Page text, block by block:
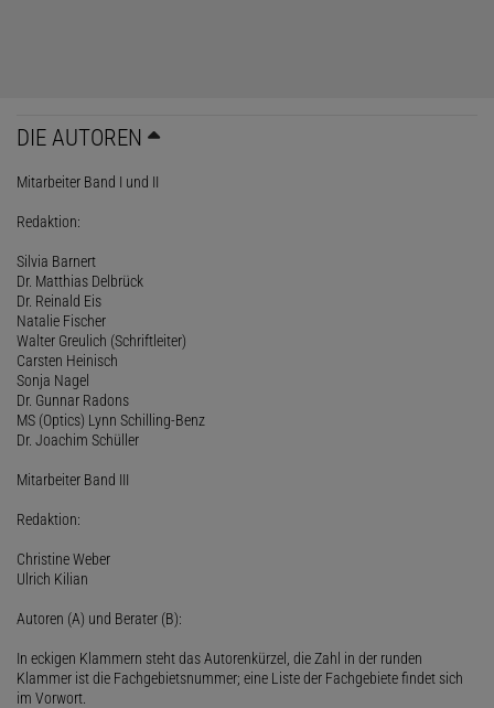
DIE AUTOREN
Mitarbeiter Band I und II
Redaktion:
Silvia Barnert
Dr. Matthias Delbrück
Dr. Reinald Eis
Natalie Fischer
Walter Greulich (Schriftleiter)
Carsten Heinisch
Sonja Nagel
Dr. Gunnar Radons
MS (Optics) Lynn Schilling-Benz
Dr. Joachim Schüller
Mitarbeiter Band III
Redaktion:
Christine Weber
Ulrich Kilian
Autoren (A) und Berater (B):
In eckigen Klammern steht das Autorenkürzel, die Zahl in der runden
Klammer ist die Fachgebietsnummer; eine Liste der Fachgebiete findet sich
im Vorwort.